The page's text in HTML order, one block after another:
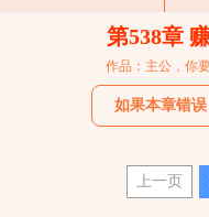
第538章
作品：主公，你
如果本章错
上一页